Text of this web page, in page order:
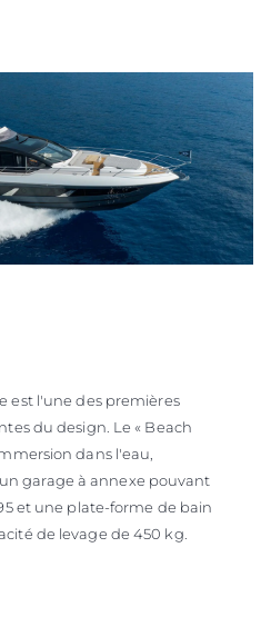
est l'une des premières
du design. Le « Beach
dans l'eau,
garage à annexe pouvant
et une plate-forme de bain
de levage de 450 kg.